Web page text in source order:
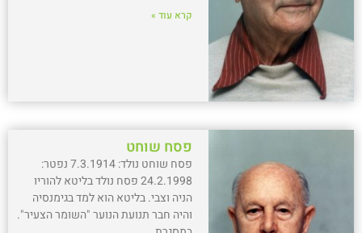
קרא עוד »
פסח שוחט
פסח שוחט נולד: 7.3.1914 נפטר:
24.2.1998 פסח נולד בליטא להוריו
הניה וצבי. בליטא הוא למד בגימנסיה
והיה חבר תנועת הנוער "השומר הצעיר".